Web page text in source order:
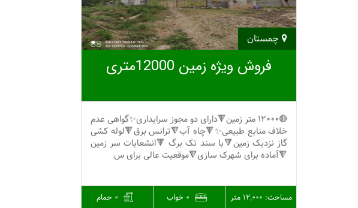
چمستان
فروش ویژه زمین 12000متری
🔴12000 متر زمین🔻دارای دو مجوز سرایداری✨گواهی عدم
خلاف منابع طبیعی✨🔻چاه آب🔻ترانس برق🔻لوله کشی
گاز نزدیک زمین🔻با سند تک برگ 🔻انشعابات سر زمین
🔻آماده برای شهرک سازی🔻موقعیت عالی برای س
مساحت: 12,000 متر 0 خواب 0 حمام